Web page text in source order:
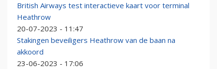
British Airways test interactieve kaart voor terminal
Heathrow
20-07-2023 - 11:47
Stakingen beveiligers Heathrow van de baan na
akkoord
23-06-2023 - 17:06